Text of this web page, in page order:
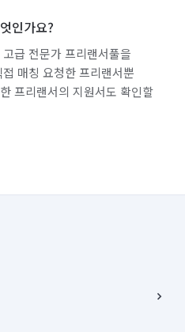
인가요?
급 전문가 프리랜서풀을
매칭 요청한 프리랜서뿐
프리랜서의 지원서도 확인할